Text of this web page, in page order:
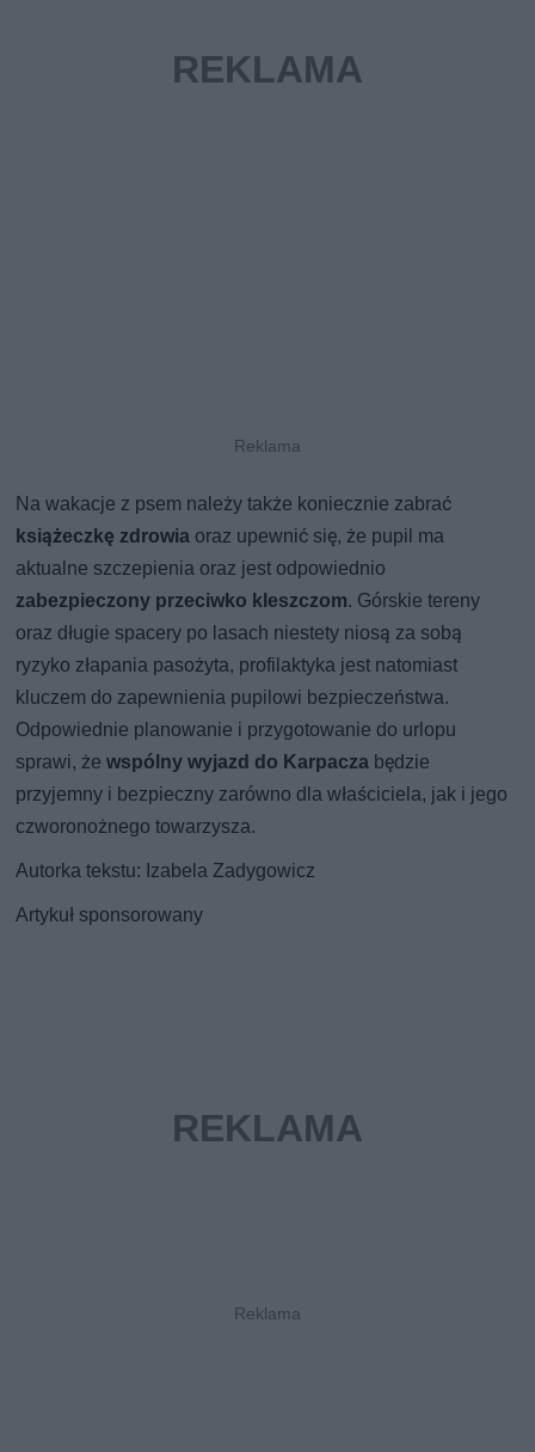
Na wakacje z psem należy także koniecznie zabrać
książeczkę zdrowia oraz upewnić się, że pupil ma
aktualne szczepienia oraz jest odpowiednio
zabezpieczony przeciwko kleszczom. Górskie tereny
oraz długie spacery po lasach niestety niosą za sobą
ryzyko złapania pasożyta, profilaktyka jest natomiast
kluczem do zapewnienia pupilowi bezpieczeństwa.
Odpowiednie planowanie i przygotowanie do urlopu
sprawi, żewspólny wyjazd do Karpacza będzie
przyjemny i bezpieczny zarówno dla właściciela, jak i jego
czworonożnego towarzysza.
Autorka tekstu: Izabela Zadygowicz
Artykuł sponsorowany